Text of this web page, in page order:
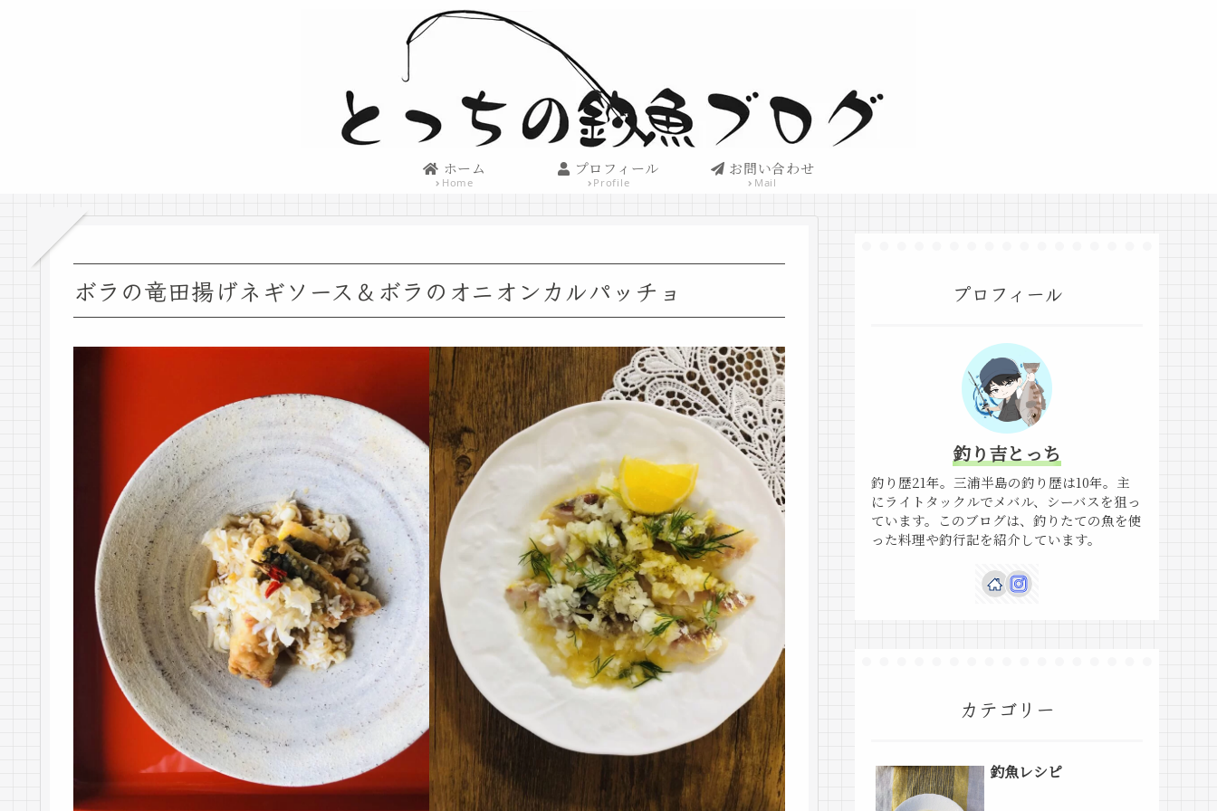
ホーム
Home
プロフィール
Profile
お問い合わせ
Mail
ボラの竜田揚げネギソース＆ボラのオニオンカルパッチョ プロフィール
釣り吉とっち
釣り歴21年。三浦半島の釣り歴は10年。主
にライトタックルでメバル、シーバスを狙っ
ています。このブログは、釣りたての魚を使
った料理や釣行記を紹介しています。
カテゴリー
釣魚レシピ